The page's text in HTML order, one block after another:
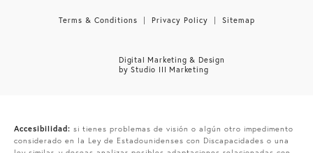
Terms & Conditions Privacy Policy Sitemap
Digital Marketing & Design
by Studio III Marketing
Accesibilidad: si tienes problemas de visión o algún otro impedimento
considerado en la Ley de Estadounidenses con Discapacidades o una